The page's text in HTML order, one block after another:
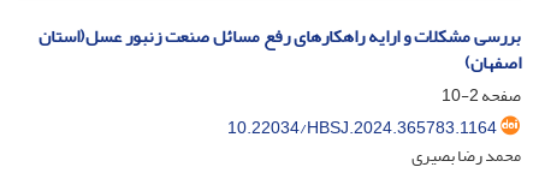
بررسی مشکلات و ارایه راهکارهای رفع مسائل صنعت زنبور عسل(استان
اصفهان)
صفحه2-10
10.22034/HBSJ.2024.365783.1164
محمد رضا بصیری